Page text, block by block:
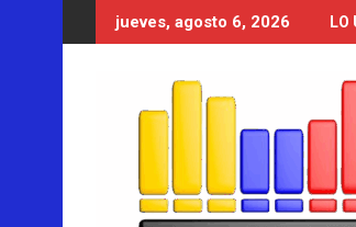
al
jueves, agosto 6, 2026 LO